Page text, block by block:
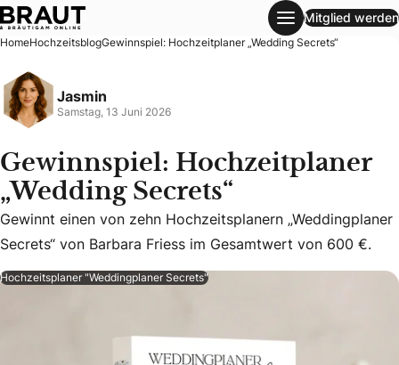
Gewinnspiel: Hochzeitplaner „Wedding Secrets“
Mitglied werden
HomeHochzeitsblogGewinnspiel: Hochzeitplaner „Wedding Secrets“
Jasmin
Samstag, 13 Juni 2026
Gewinnspiel: Hochzeitplaner
„Wedding Secrets“
Gewinnt einen von zehn Hochzeitsplanern
Gewinnt einen von zehn Hochzeitsplanern „Weddingplaner
Secrets“ von Barbara Friess im Gesamtwert von 600 €.
Hochzeitsplaner "Weddingplaner Secrets"